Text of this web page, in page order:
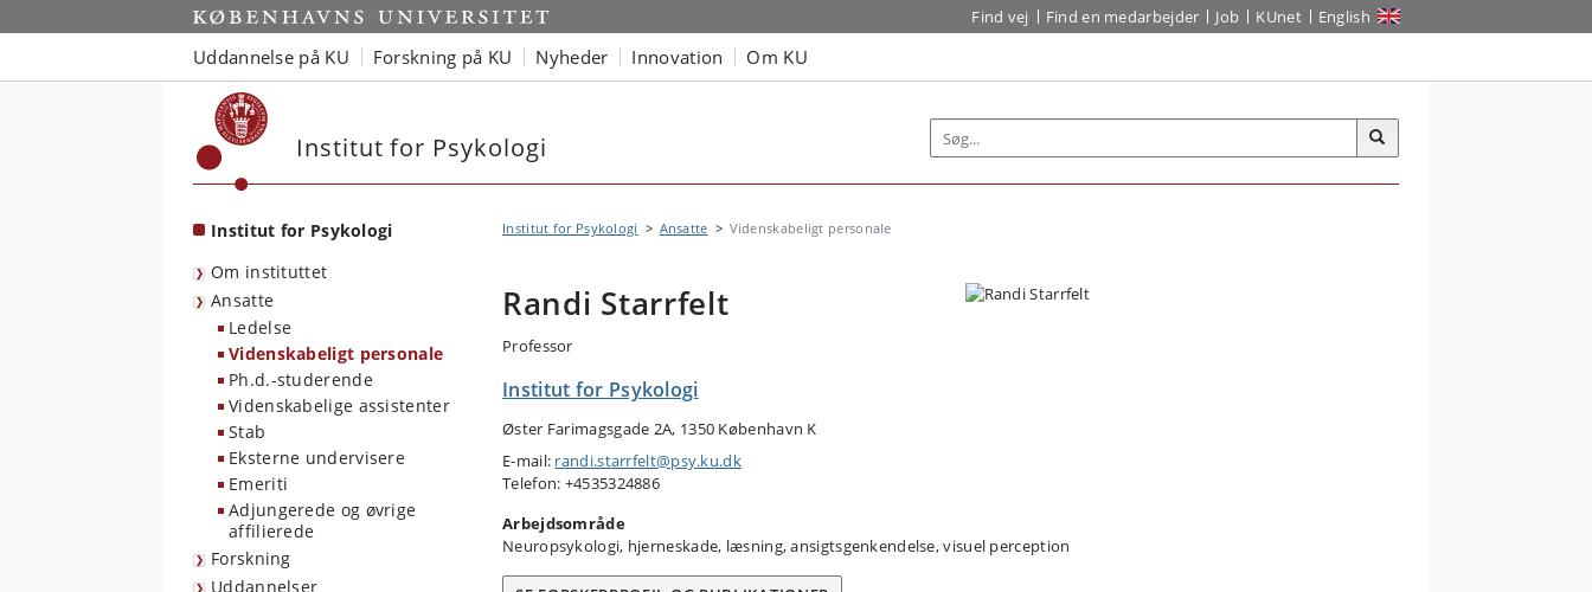
Start Find vej Find en medarbejder Job KUnet English
Uddannelse på KU Forskning på KU Nyheder Innovation Om KU
Institut for Psykologi
Institut for Psykologi
Om instituttet
Ansatte
Ledelse
Videnskabeligt personale
Ph.d.-studerende
Videnskabelige assistenter
Stab
Eksterne undervisere
Emeriti
Adjungerede og øvrige
affilierede
Forskning
Uddannelser
Institut for Psykologi Ansatte Videnskabeligt personale
Randi Starrfelt
Professor
Institut for Psykologi
Øster Farimagsgade 2A, 1350 København K
E-mail: randi.starrfelt@psy.ku.dk
Telefon: +4535324886
Arbejdsområde
Neuropsykologi, hjerneskade, læsning, ansigtsgenkendelse, visuel perception